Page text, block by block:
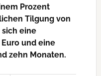
Prozent
Tilgung von
sich eine
und eine
zehn Monaten.